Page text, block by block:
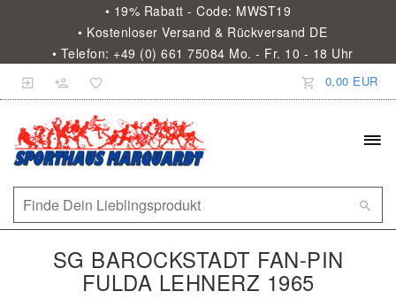
• 19% Rabatt - Code: MWST19
• Kostenloser Versand & Rückversand DE
• Telefon: +49 (0) 661 75084 Mo. - Fr. 10 - 18 Uhr
0,00 EUR
SG BAROCKSTADT FAN-PIN
FULDA LEHNERZ 1965